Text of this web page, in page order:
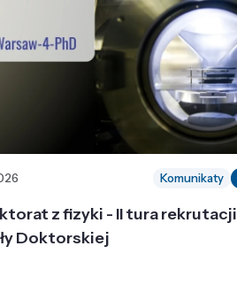
Komunikaty
z fizyki - II tura rekrutacji
Doktorskiej